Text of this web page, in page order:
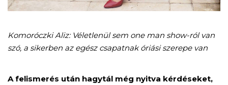
Komoróczki Aliz: Véletlenül sem one man show-ról van
szó, a sikerben az egész csapatnak óriási szerepe van
A felismerés után hagytál még nyitva kérdéseket,